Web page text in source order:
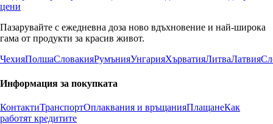
цени
Пазарувайте с ежедневна доза ново вдъхновение и най-широка
гама от продукти за красив живот.
ЧехияПолшаСловакияРумънияУнгарияХърватияЛитваЛатвия
Информация за покупката
КонтактиТранспортОплаквания и връщанияПлащанеКак
работят кредитите